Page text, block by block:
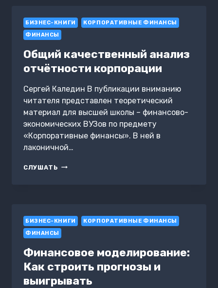
ПРАКТИЧЕСКОЕ
РУКОВОДСТВО
ДЛЯ
МАЛОГО
И
СРЕДНЕГО
БИЗНЕС-КНИГИ
КОРПОРАТИВНЫЕ ФИНАНСЫ
ФИНАНСЫ
Общий качественный анализ
отчётности корпорации
Сергей Каледин В публикации вниманию
читателя представлен теоретический
материал для высшей школы – финансово-
экономических ВУЗов по предмету
«Корпоративные финансы». В ней в
лаконичной…
СЛУШАТЬ ОБЩИЙ
БИЗНЕС-КНИГИ
КОРПОРАТИВНЫЕ ФИНАНСЫ
ФИНАНСЫ
Финансовое моделирование:
Как строить прогнозы и
выигрывать